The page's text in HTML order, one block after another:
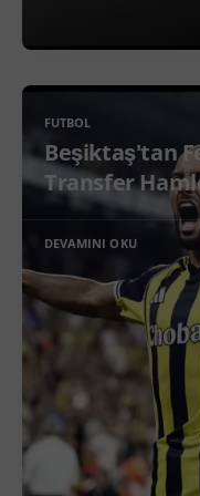
FUTBOL
Beşiktaş'tan
Transfer
DEVAMINI OKU